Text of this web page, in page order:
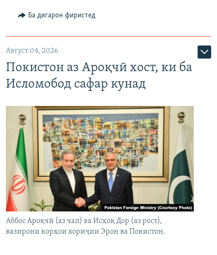
Ба дигарон фиристед
Август 04, 2026
Покистон аз Ароқчӣ хост, ки ба
Исломобод сафар кунад
Аббос Ароқчӣ (аз чап) ва Исҳоқ Дор (аз рост),
вазирони корҳои хориҷии Эрон ва Покистон.